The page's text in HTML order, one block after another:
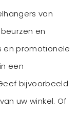
van
en
en promotionele
een
bijvoorbeeld
uw winkel. Of